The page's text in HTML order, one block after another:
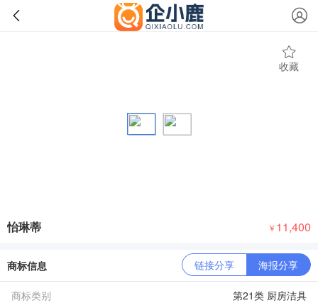
收藏
怡琳蒂 ￥ 11,400
商标信息 链接分享 海报分享
商标类别
第21类 厨房洁具